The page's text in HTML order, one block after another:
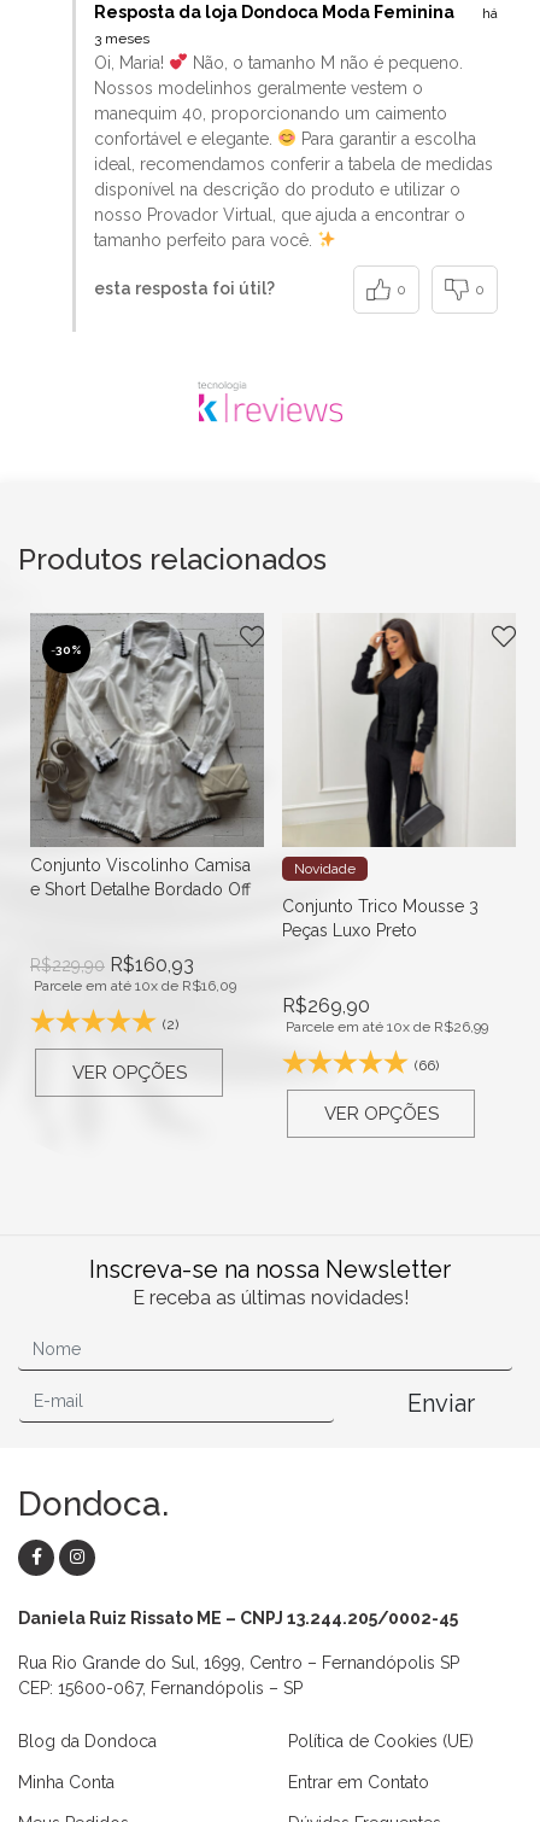
Resposta da loja Dondoca Moda Feminina
há
3 meses
Oi, Maria!
Não, o tamanho M não é pequeno.
Nossos modelinhos geralmente vestem o
manequim 40, proporcionando um caimento
confortável e elegante.
Para garantir a escolha
ideal, recomendamos conferir a tabela de medidas
disponível na descrição do produto e utilizar o
nosso Provador Virtual, que ajuda a encontrar o
tamanho perfeito para você.
esta resposta foi útil? 0 0
Produtos relacionados
-30%
Conjunto Viscolinho Camisa
e Short Detalhe Bordado Off
R$229,90 R$160,93
Parcele em até 10x de R$16,09
(2)
VER OPÇÕES
Novidade
Conjunto Trico Mousse 3
Peças Luxo Preto
R$269,90
Parcele em até 10x de R$26,99
(66)
VER OPÇÕES
Inscreva-se na nossa Newsletter
E receba as últimas novidades!
Enviar
Dondoca.
Daniela Ruiz Rissato ME – CNPJ 13.244.205/0002-45
Rua Rio Grande do Sul, 1699, Centro – Fernandópolis SP
CEP: 15600-067, Fernandópolis – SP
Blog da Dondoca
Minha Conta
Política de Cookies (UE)
Entrar em Contato